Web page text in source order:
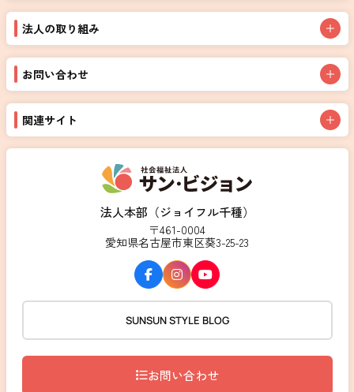
法人本部（ジョイフル千種）
〒461-0004
愛知県名古屋市東区葵3-25-23
SUNSUN STYLE BLOG
お問い合わせ
法人の取り組み
お問い合わせ
関連サイト